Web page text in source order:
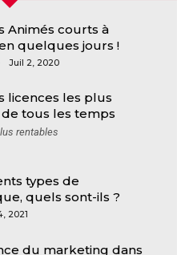
Animés courts à
quelques jours !
Juil 2, 2020
licences les plus
tous les temps
rentables
types de
quels sont-ils ?
2021
du marketing dans